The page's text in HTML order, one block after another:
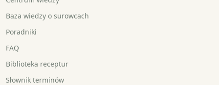
Baza wiedzy o surowcach
Poradniki
FAQ
Biblioteka receptur
Słownik terminów